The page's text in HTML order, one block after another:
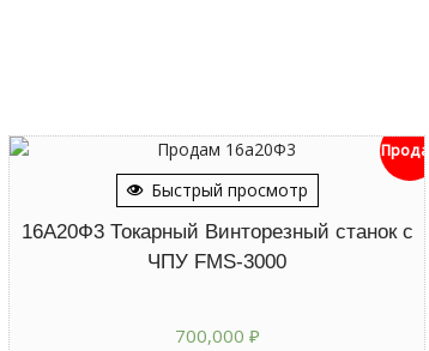
Быстрый просмотр
Продан
16А20Ф3 Токарный Винторезный станок с
ЧПУ FMS-3000
700,000 ₽